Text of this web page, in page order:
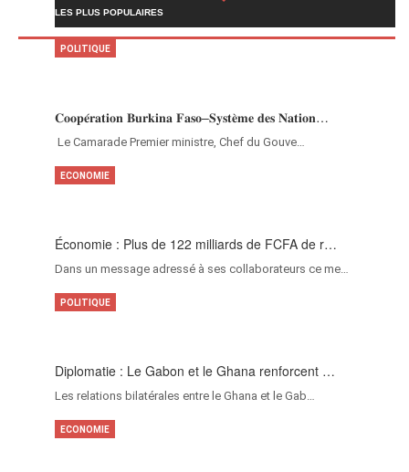
LES PLUS POPULAIRES
𝐂𝐨𝐨𝐩𝐞́𝐫𝐚𝐭𝐢𝐨𝐧 𝐁𝐮𝐫𝐤𝐢𝐧𝐚 𝐅𝐚𝐬𝐨–𝐒𝐲𝐬𝐭𝐞̀𝐦𝐞 𝐝𝐞𝐬 𝐍𝐚𝐭𝐢𝐨𝐧…
‎Le Camarade Premier ministre, Chef du Gouve…
POLITIQUE
Économie : Plus de 122 milliards de FCFA de r…
Dans un message adressé à ses collaborateurs ce me…
ECONOMIE
Diplomatie : Le Gabon et le Ghana renforcent …
Les relations bilatérales entre le Ghana et le Gab…
POLITIQUE
ECONOMIE